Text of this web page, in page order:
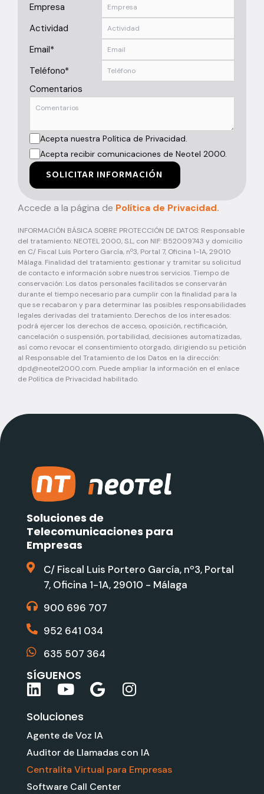
Empresa
Actividad
Email*
Teléfono*
Comentarios
Acepta nuestra Política de Privacidad.
Acepta recibir comunicaciones de Neotel 2000.
SOLICITAR INFORMACIÓN
Accede a la página de Política de Privacidad.
INFORMACIÓN BÁSICA SOBRE PROTECCIÓN DE DATOS: Responsable
del tratamiento: NEOTEL 2000, S.L, con NIF: B52009743 y domicilio
en C/ Fiscal Luis Portero García, nº3, Portal 7, Oficina 1-1A, 29010
Málaga. Finalidad del tratamiento: gestionar y tramitar su solicitud
de contacto e información sobre nuestros servicios. Tiempo de
conservación: Los datos personales facilitados se conservarán
durante el tiempo necesario para cumplir con la finalidad para la
que se recabaron y para determinar las posibles responsabilidades
legales derivadas del tratamiento. Derechos de los interesados:
podrá ejercer los derechos de acceso, oposición, rectificación,
cancelación o suspensión, portabilidad, decisiones automatizadas,
así como revocar el consentimiento otorgado, dirigiendo su petición
al Responsable del Tratamiento de los Datos en la dirección:
dpd@neotel2000.com. Puede ampliar la información en el enlace
de Política de Privacidad habilitado.
Soluciones de
Telecomunicaciones para
Empresas
C/ Fiscal Luis Portero García, nº3, Portal
7, Oficina 1-1A, 29010 - Málaga
900 696 707
952 641 034
635 507 364
SÍGUENOS
L
n
k
e
d
i
Y
u
t
u
b
e
G
o
g
l
e
I
a
g
Soluciones
Agente de Voz IA
Auditor de Llamadas con IA
Centralita Virtual para Empresas
Software Call Center